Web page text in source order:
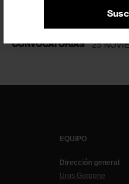
Convocatoria de
festival de la
CONVOCATORIAS 25
EQUIPO
Dirección general
Uros Gorgone